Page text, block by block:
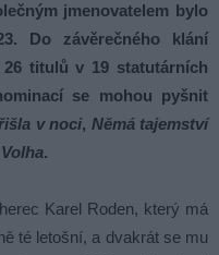
jmenovatelem bylo
Do závěrečného klání
titulů v 19 statutárních
se mohou pyšnit
v noci, Němá tajemství
Volha.
Karel Roden, který má
té letošní, a dvakrát se mu